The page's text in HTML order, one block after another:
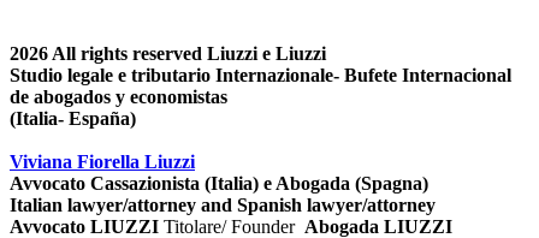
2026 All rights reserved Liuzzi e Liuzzi
Studio legale e tributario Internazionale- Bufete Internacional
de abogados y economistas
(Italia- España)
Viviana Fiorella Liuzzi
Avvocato Cassazionista (Italia) e Abogada (Spagna)
Italian lawyer/attorney and Spanish lawyer/attorney
Avvocato LIUZZI Titolare/ Founder Abogada LIUZZI